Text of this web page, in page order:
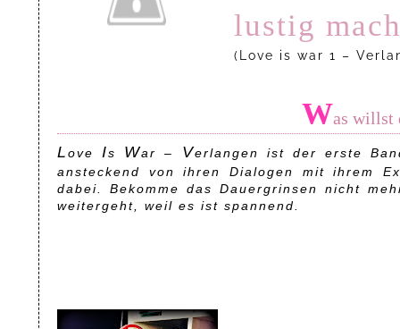
lustig
(Love is war 1 –
Was willst
Love Is War – Verlangen ist der erste
ansteckend von ihren Dialogen mit ihrem
dabei. Bekomme das Dauergrinsen nicht
weitergeht, weil es ist spannend.